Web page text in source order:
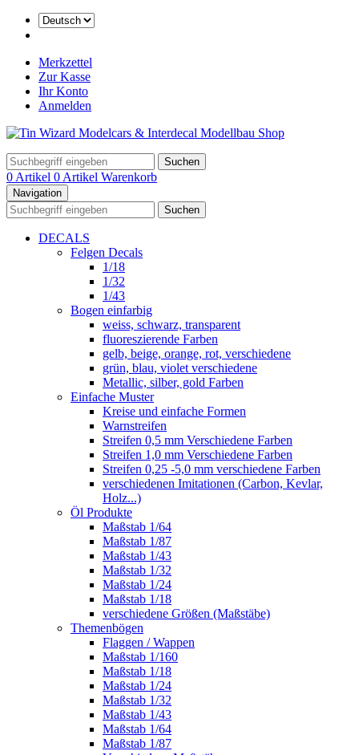
Merkzettel
Zur Kasse
Ihr Konto
Anmelden
Suchen
0 Artikel 0 Artikel Warenkorb
Navigation
Suchen
DECALS
Felgen Decals
1/18
1/32
1/43
Bogen einfarbig
weiss, schwarz, transparent
fluoreszierende Farben
gelb, beige, orange, rot, verschiedene
grün, blau, violet verschiedene
Metallic, silber, gold Farben
Einfache Muster
Kreise und einfache Formen
Warnstreifen
Streifen 0,5 mm Verschiedene Farben
Streifen 1,0 mm Verschiedene Farben
Streifen 0,25 -5,0 mm verschiedene Farben
verschiedenen Imitationen (Carbon, Kevlar,
Holz...)
Öl Produkte
Maßstab 1/64
Maßstab 1/87
Maßstab 1/43
Maßstab 1/32
Maßstab 1/24
Maßstab 1/18
verschiedene Größen (Maßstäbe)
Themenbögen
Flaggen / Wappen
Maßstab 1/160
Maßstab 1/18
Maßstab 1/24
Maßstab 1/32
Maßstab 1/43
Maßstab 1/64
Maßstab 1/87